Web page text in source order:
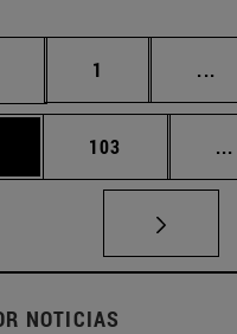
Página
1 ...
Página
103 ...
NOTICIAS